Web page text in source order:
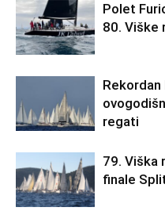
Polet
80. Viške
regati
79. Viška
finale